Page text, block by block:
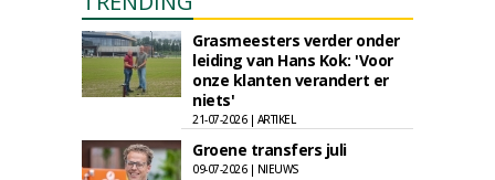
Grasmeesters verder onder
leiding van Hans Kok: 'Voor
onze klanten verandert er
niets'
21-07-2026 | ARTIKEL
Groene transfers juli
09-07-2026 | NIEUWS